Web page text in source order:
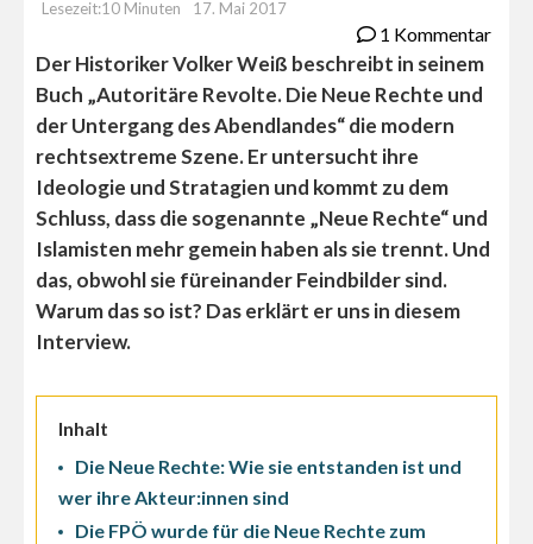
Lesezeit:10 Minuten
17. Mai 2017
1 Kommentar
Der Historiker Volker Weiß beschreibt in seinem
Buch „Autoritäre Revolte. Die Neue Rechte und
der Untergang des Abendlandes“ die modern
rechtsextreme Szene. Er untersucht ihre
Ideologie und Stratagien und kommt zu dem
Schluss, dass die sogenannte „Neue Rechte“ und
Islamisten mehr gemein haben als sie trennt. Und
das, obwohl sie füreinander Feindbilder sind.
Warum das so ist? Das erklärt er uns in diesem
Interview.
Inhalt
Die Neue Rechte: Wie sie entstanden ist und
wer ihre Akteur:innen sind
Die FPÖ wurde für die Neue Rechte zum